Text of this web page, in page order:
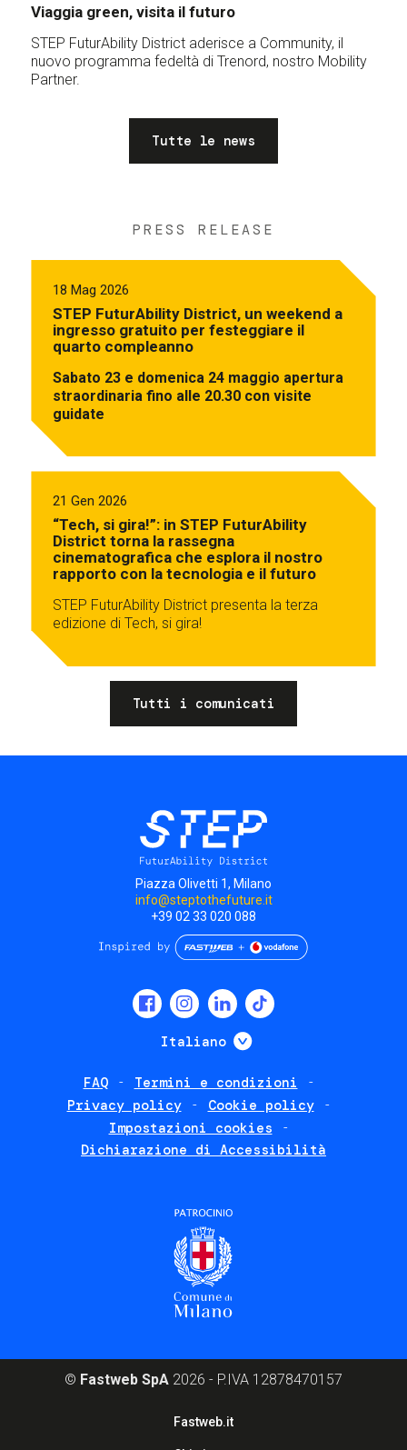
Viaggia green, visita il futuro
STEP FuturAbility District aderisce a Community, il
nuovo programma fedeltà di Trenord, nostro Mobility
Partner.
Tutte le news
PRESS RELEASE
18 Mag 2026
STEP FuturAbility District, un weekend a
ingresso gratuito per festeggiare il
quarto compleanno
Sabato 23 e domenica 24 maggio apertura
straordinaria fino alle 20.30 con visite
guidate
21 Gen 2026
“Tech, si gira!”: in STEP FuturAbility
District torna la rassegna
cinematografica che esplora il nostro
rapporto con la tecnologia e il futuro
STEP FuturAbility District presenta la terza
edizione di Tech, si gira!
Tutti i comunicati
Piazza Olivetti 1, Milano
info@steptothefuture.it
+39 02 33 020 088
Italiano Mostra ulteriori
FAQ
Termini e condizioni
Privacy policy
Cookie policy
Impostazioni cookies
Dichiarazione di Accessibilità
© Fastweb SpA 2026 - P.IVA 12878470157
Fastweb.it